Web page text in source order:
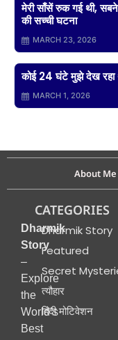
मेरी साँसें रुक गई थी,
की सच्ची घटना
MARCH 23, 2026
कोई 24 घंटे मुझे देख रहा
MARCH 1, 2026
About Me
Dharmik
Story
–
Explore
the
World’s
Best
CATEGORIES
Dharmik Story
Featured
Secret
त्यौहार
हिंदी मोटिवेशन